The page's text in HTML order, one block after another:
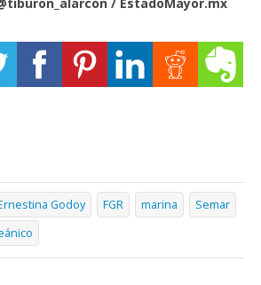
Godoy FGR marina
Semar